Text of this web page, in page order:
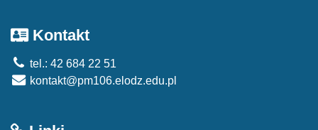
Kontakt
tel.: 42 684 22 51
kontakt@pm106.elodz.edu.pl